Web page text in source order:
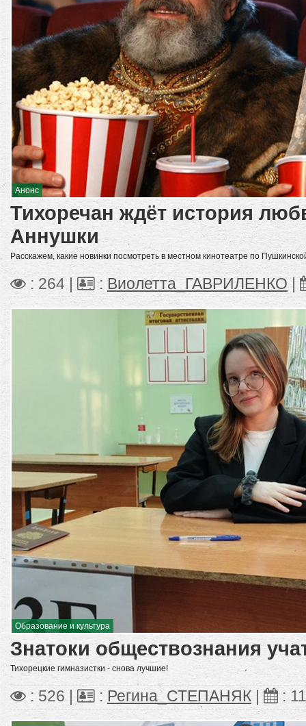
Анонс
Тихоречан ждёт история
Аннушки
Расскажем, какие новинки посмотреть в местном кинотеатре по
: 264 | : Виолетта_ГАВРИЛЕНКО |
Образование и культура
Знатоки обществознания
Тихорецкие гимназистки - снова лучшие!
: 526 | : Регина_СТЕПАНЯК | :